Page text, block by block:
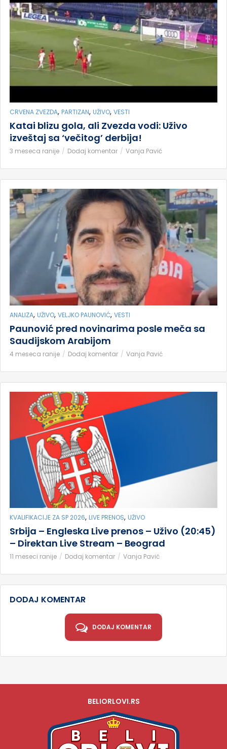
CRVENA ZVEZDA, PARTIZAN, UŽIVO, VESTI
Katai blizu gola, ali Zvezda vodi: Uživo
izveštaj sa ‘večitog’ derbija!
3 meseca ranije Dodaj komentar Vanja Pavić
ANALIZA, UŽIVO, VELJKO PAUNOVIĆ, VESTI
Paunović pred novinarima posle meča sa
Saudijskom Arabijom
4 meseca ranije Dodaj komentar Vanja Pavić
KVALIFIKACIJE ZA SP 2026, LIVE PRENOS, UŽIVO
Srbija – Engleska Live prenos – Uživo (20:45)
– Direktan Live Stream – Beograd
11 meseci ranije Dodaj komentar Vanja Pavić
DODAJ KOMENTAR
DODAJ KOMENTAR
BELIORLOVI.RS